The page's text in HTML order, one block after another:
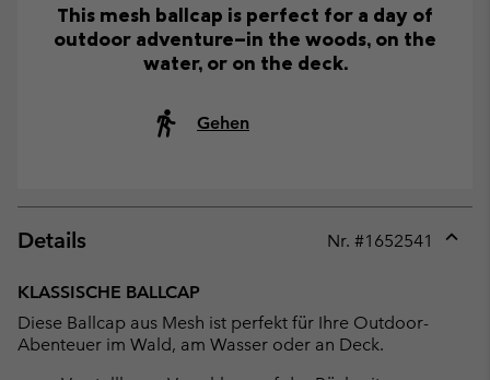
This mesh ballcap is perfect for a day of
outdoor adventure—in the woods, on the
water, or on the deck.
Gehen
Details Nr. #1652541
KLASSISCHE BALLCAP
Diese Ballcap aus Mesh ist perfekt für Ihre Outdoor-
Abenteuer im Wald, am Wasser oder an Deck.